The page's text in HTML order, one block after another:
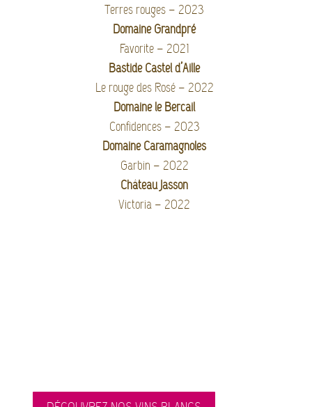
Terres rouges – 2023
Domaine Grandpré
Favorite – 2021
Bastide Castel d’Aille
Le rouge des Rosé – 2022
Domaine le Bercail
Confidences – 2023
Domaine Caramagnoles
Garbin – 2022
Château Jasson
Victoria – 2022